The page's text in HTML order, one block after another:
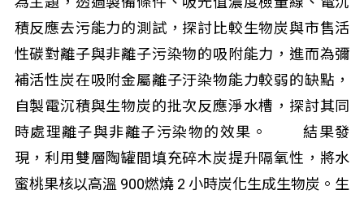
積反應去污能力的測試，探討比較生物炭與市售活
性碳對離子與非離子污染物的吸附能力，進而為彌
補活性炭在吸附金屬離子汙染物能力較弱的缺點，
自製電沉積與生物炭的批次反應淨水槽，探討其同
時處理離子與非離子污染物的效果。 結果發
現，利用雙層陶罐間填充碎木炭提升隔氧性，將水
蜜桃果核以高溫 900燃燒 2 小時炭化生成生物炭。生